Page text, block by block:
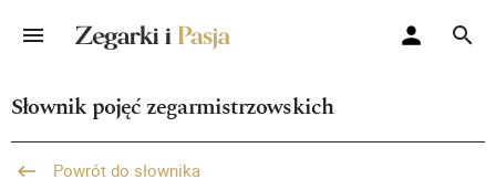
Słownik pojęć zegarmistrzowskich
Powrót do słownika